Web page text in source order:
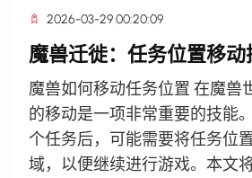
2026-03-29 00:20:09
魔兽迁徙：任务位置移动
魔兽如何移动任务位置 在魔兽
的移动是一项非常重要的技能
个任务后，可能需要将任务位
域，以便继续进行游戏。本文